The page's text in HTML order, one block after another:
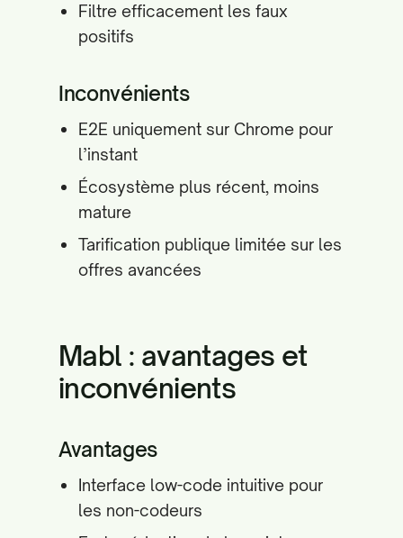
Filtre efficacement les faux
positifs
Inconvénients
E2E uniquement sur Chrome pour
l’instant
Écosystème plus récent, moins
mature
Tarification publique limitée sur les
offres avancées
Mabl : avantages et
inconvénients
Avantages
Interface low-code intuitive pour
les non-codeurs